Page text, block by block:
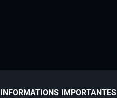
INFORMATIONS IMPORTANTES